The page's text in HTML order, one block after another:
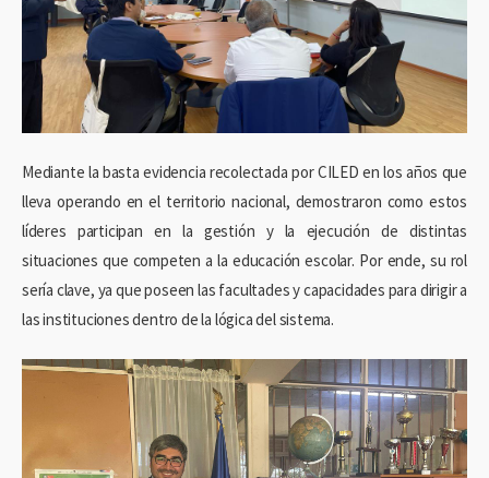
Mediante la basta evidencia recolectada por CILED en los años que
lleva operando en el territorio nacional, demostraron como estos
líderes participan en la gestión y la ejecución de distintas
situaciones que competen a la educación escolar. Por ende, su rol
sería clave, ya que poseen las facultades y capacidades para dirigir a
las instituciones dentro de la lógica del sistema.